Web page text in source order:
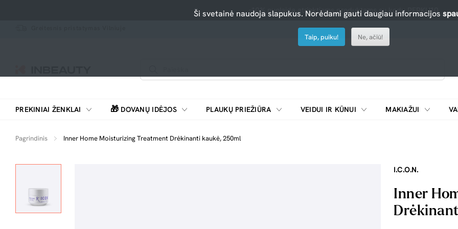
-10% nuolaida atrinktiems produktams su kodu PERKU10
PREKINIAI ŽENKLAI 🎁 DOVANŲ IDĖJOS PLAUKŲ PRIEŽIŪRA VEIDUI IR KŪNUI MAKIAŽUI
Pagrindinis Inner Home Moisturizing Treatment Drėkinanti kaukė, 250ml
I.C.O.N.
Inner
Ši svetainė naudoja slapukus. Norėdami gauti daugiau informacijos
Taip, puiku! Ne, ačiū!